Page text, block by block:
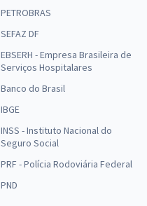
PETROBRAS
SEFAZ DF
EBSERH - Empresa Brasileira de
Serviços Hospitalares
Banco do Brasil
IBGE
INSS - Instituto Nacional do
Seguro Social
PRF - Polícia Rodoviária Federal
PND